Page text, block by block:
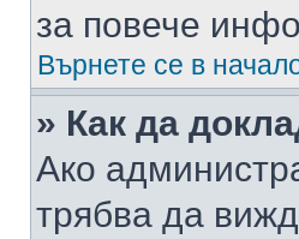
за повече
Върнете се в
» Как да
Ако
трябва да